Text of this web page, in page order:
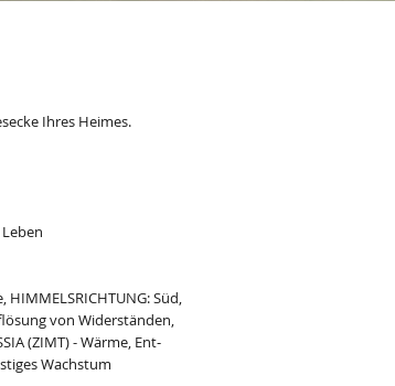
Ihres Heimes.
HIMMELSRICHTUNG: Süd,
von Widerständen,
(ZIMT) - Wärme, Ent­
Wachstum